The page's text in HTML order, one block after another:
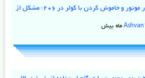
نوسان دور موتور و خاموش کردن با کولر در ۲۰۶؛ مشکل از